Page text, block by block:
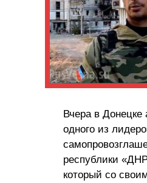
Вчера в Донецке
одного из
республики
который со